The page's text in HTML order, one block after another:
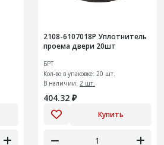
2108-6107018Р Уплотнитель
проема двери 20шт
БРТ
Кол-во в упаковке: 20 шт.
В наличии: 2 шт.
404.32 ₽
Купить